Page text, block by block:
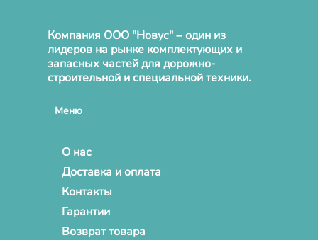
Компания ООО "Новус" – один из
лидеров на рынке комплектующих и
запасных частей для дорожно-
строительной и специальной техники.
Меню
О нас
Доставка и оплата
Контакты
Гарантии
Возврат товара